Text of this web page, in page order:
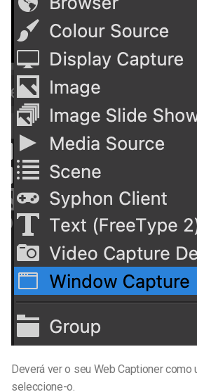
Deverá ver o seu Web Captioner como
seleccione-o.